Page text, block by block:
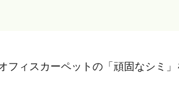
フィスカーペットの「頑固なシミ